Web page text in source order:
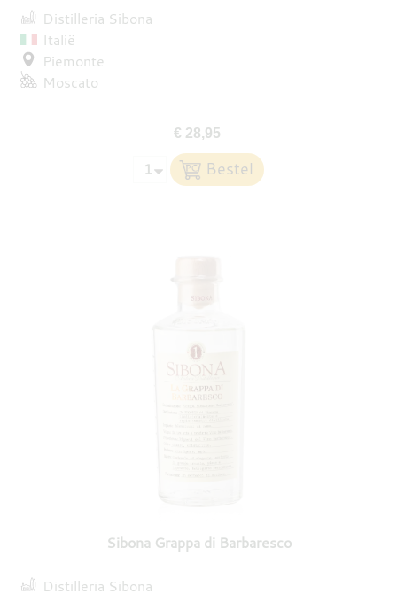
Distilleria Sibona
Italië
Piemonte
Moscato
€ 28,95
Sibona Grappa di Barbaresco
Distilleria Sibona